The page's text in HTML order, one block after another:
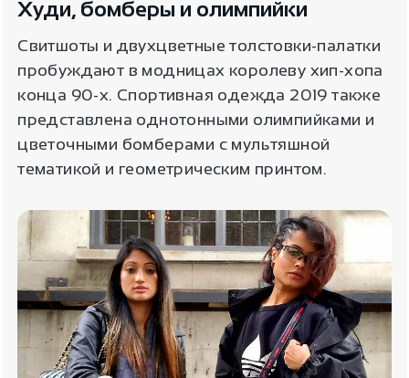
Худи, бомберы и олимпийки
Свитшоты и двухцветные толстовки-палатки
пробуждают в модницах королеву хип-хопа
конца 90-х. Спортивная одежда 2019 также
представлена однотонными олимпийками и
цветочными бомберами с мультяшной
тематикой и геометрическим принтом.